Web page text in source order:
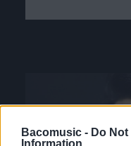
Bacomusic - Do
Information